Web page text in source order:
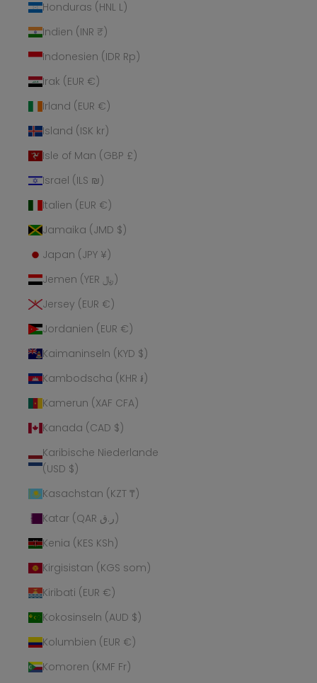
Honduras (HNL L)
Indien (INR ₹)
Indonesien (IDR Rp)
Irak (EUR €)
Irland (EUR €)
Island (ISK kr)
Isle of Man (GBP £)
Israel (ILS ₪)
Italien (EUR €)
Jamaika (JMD $)
Japan (JPY ¥)
Jemen (YER ﷼)
Jersey (EUR €)
Jordanien (EUR €)
Kaimaninseln (KYD $)
Kambodscha (KHR ៛)
Kamerun (XAF CFA)
Kanada (CAD $)
Karibische Niederlande
(USD $)
Kasachstan (KZT ₸)
Katar (QAR ر.ق)
Kenia (KES KSh)
Kirgisistan (KGS som)
Kiribati (EUR €)
Kokosinseln (AUD $)
Kolumbien (EUR €)
Komoren (KMF Fr)